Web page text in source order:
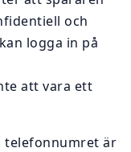
och
logga in på
att vara ett
telefonnumret är